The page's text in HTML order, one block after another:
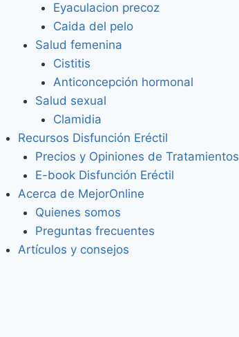
Eyaculacion precoz
Caida del pelo
Salud femenina
Cistitis
Anticoncepción hormonal
Salud sexual
Clamidia
Recursos Disfunción Eréctil
Precios y Opiniones de Tratamientos
E-book Disfunción Eréctil
Acerca de MejorOnline
Quienes somos
Preguntas frecuentes
Artículos y consejos